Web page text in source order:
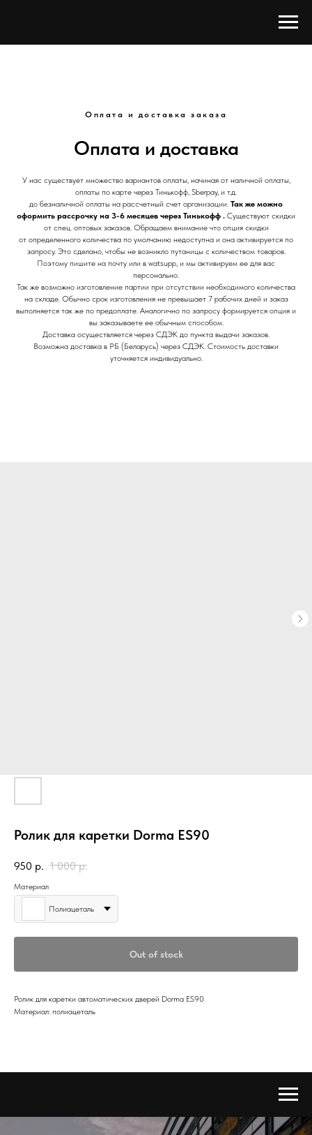
Оплата и доставка заказа
Оплата и доставка
У нас существует множество вариантов оплаты, начиная от наличной оплаты,
оплаты по карте через Тинькофф, Sberpay, и т.д.
до безналичной оплаты на рассчетный счет организации. Так же можно
оформить рассрочку на 3-6 месяцев через Тинькофф . Существуют скидки
от спец. оптовых заказов. Обращаем внимание что опция скидки
от определенного количества по умолчанию недоступна и она активируется по
запросу. Это сделано, чтобы не возникло путаницы с количеством товаров.
Поэтому пишите на почту или в watsupp, и мы активируем ее для вас
персонально.
Так же возможно изготовление партии при отсутствии необходимого количества
на складе. Обычно срок изготовления не превышает 7 рабочих дней и заказ
выполняется так же по предоплате. Аналогично по запросу формируется опция и
вы заказываете ее обычным способом.
Доставка осуществляется через СДЭК до пункта выдачи заказов.
Возможна доставка в РБ (Беларусь) через СДЭК. Стоимость доставки
уточняется индивидуально.
Ролик для каретки Dorma ES90
950 р. 1 000 р.
Материал
Полиацеталь
Out of stock
Ролик для каретки автоматических дверей Dorma ES90
Материал: полиацеталь